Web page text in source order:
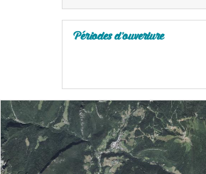
Périodes d'ouverture